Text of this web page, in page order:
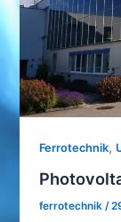
Ferrotechnik,
ferrotechnik /